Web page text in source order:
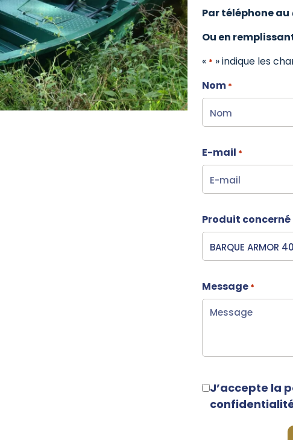
Par téléphone au
Ou en
« * » indique les
Nom *
E-mail *
Produit concerné
Message *
RGPD
J’accepte la